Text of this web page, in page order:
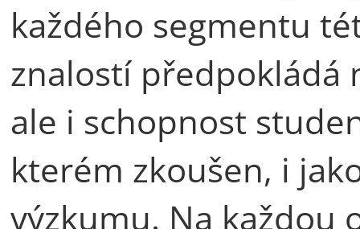
každého segmentu
znalostí předpokládá
ale i schopnost
kterém zkoušen, i
výzkumu. Na každou